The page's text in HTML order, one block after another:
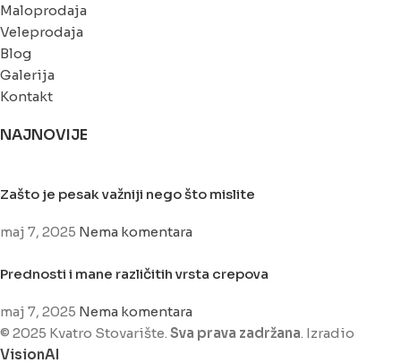
Maloprodaja
Veleprodaja
Blog
Galerija
Kontakt
NAJNOVIJE
Zašto je pesak važniji nego što mislite
maj 7, 2025 Nema komentara
Prednosti i mane različitih vrsta crepova
maj 7, 2025 Nema komentara
© 2025 Kvatro Stovarište. Sva prava zadržana. Izradio
VisionAI